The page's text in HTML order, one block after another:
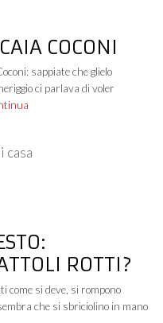
COCONI
sappiate che glielo
ci parlava di voler
casa
ROTTI?
come si deve, si rompono
che si sbriciolino in mano